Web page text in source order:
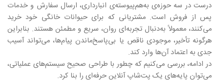
درست در سه حوزه‌ی به‌هم‌پیوسته‌ی انبارداری، ارسال سفارش و خدمات
پس از فروش است. مشتریانی که برای حیوانات خانگی خود خرید
می‌کنند، معمولاً به‌دنبال تجربه‌ای روان، سریع و مطمئن هستند. بنابراین
هرگونه تأخیر، موجودی ناقص یا بی‌پاسخ‌ماندن پیام‌ها، می‌تواند آسیب
جدی به اعتماد آن‌ها وارد کند.
در ادامه، بررسی می‌کنیم که چطور با طراحی صحیح سیستم‌های عملیاتی،
می‌توان پایه‌های یک پت‌شاپ آنلاین حرفه‌ای را بنا کرد.